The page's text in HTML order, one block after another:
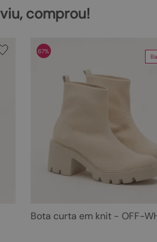
comprou!
67%
Bota curta em knit - OFF-